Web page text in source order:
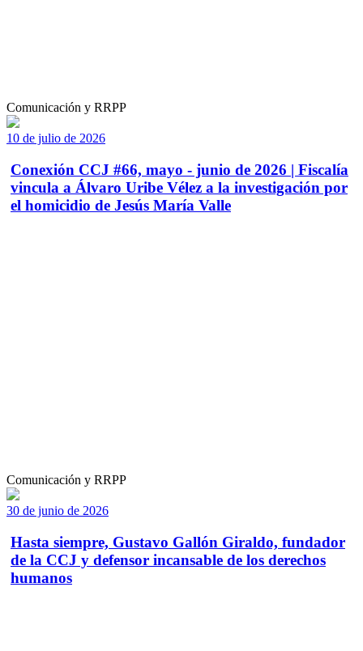
Comunicación y RRPP
10 de julio de 2026
Conexión CCJ #66, mayo - junio de 2026 | Fiscalía
vincula a Álvaro Uribe Vélez a la investigación por
el homicidio de Jesús María Valle
Comunicación y RRPP
30 de junio de 2026
Hasta siempre, Gustavo Gallón Giraldo, fundador
de la CCJ y defensor incansable de los derechos
humanos